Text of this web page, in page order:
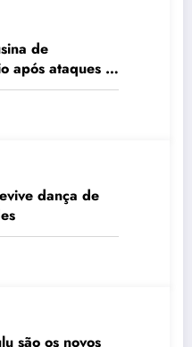
de
após ataques e
sobre
dança de
são os novos